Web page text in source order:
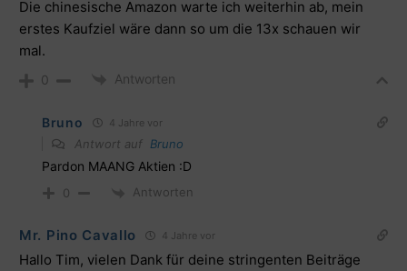
Die chinesische Amazon warte ich weiterhin ab, mein
erstes Kaufziel wäre dann so um die 13x schauen wir
mal.
0 Antworten
Bruno 4 Jahre vor
Antwort auf Bruno
Pardon MAANG Aktien :D
0 Antworten
Mr. Pino Cavallo 4 Jahre vor
Hallo Tim, vielen Dank für deine stringenten Beiträge